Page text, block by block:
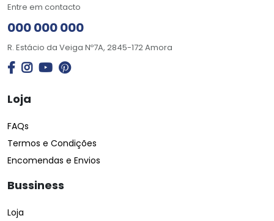
Entre em contacto
000 000 000
R. Estácio da Veiga Nº7A, 2845-172 Amora
Loja
FAQs
Termos e Condições
Encomendas e Envios
Bussiness
Loja